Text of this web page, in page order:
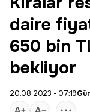
daire
650 bin
bekliyor
20.08.2023 - 07:19